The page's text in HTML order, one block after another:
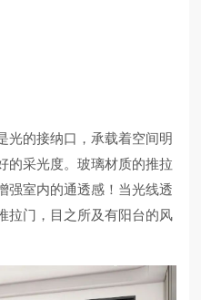
光的接纳口，承载着空间明
的采光度。玻璃材质的推拉
强室内的通透感！当光线透
拉门，目之所及有阳台的风